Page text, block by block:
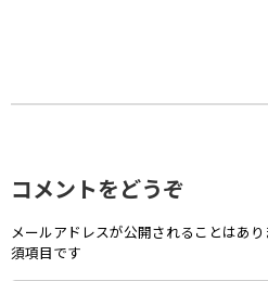
コメントをどうぞ
メールアドレスが公開されることはあり
須項目です